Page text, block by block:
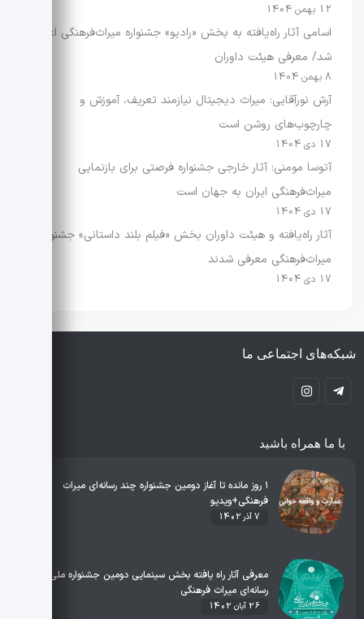
12 بهمن 1404
اسامی آثار راه‌یافته به بخش «رادیو» جشنواره میراث‌فرهنگی اعلام
شد/ معرفی هیئت داوران
8 بهمن 1404
آرش نورآقایی: میراث دیجیتال نیازمند تعریف، آموزش و
چارچوب‌های روشن است
17 دی 1404
آتوسا مومنی: آثار خارجی جشنواره فرصتی برای بازنمایی
میراث‌فرهنگی ایران به جهان است
17 دی 1404
آثار راه‌یافته و هیئت داوران بخش «فیلم بلند داستانی» جشنواره
میراث‌فرهنگی معرفی شدند
17 دی 1404
شبکه‌های اجتماعی ما
با ما همراه باشید
۱ روز مانده تا آغاز دومین جشنواره چند‌ رسانه‌ای میراث
فرهنگی+ویدیو
7 آذر 1402
معرفی آثار راه یافته بخش سینمایی دومین جشنواره ملی چند
رسانه‌ای میراث فرهنگی
26 آبان 1402